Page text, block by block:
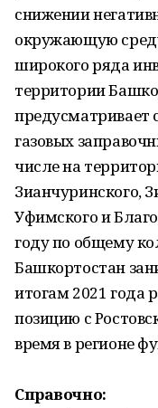
снижении
окружающую
широкого ряда
территории
предусматривает
газовых
числе на
Зианчуринского,
Уфимского и
году по общему
Башкортостан
итогам 2021 года
позицию с
время в регионе
Справочно: